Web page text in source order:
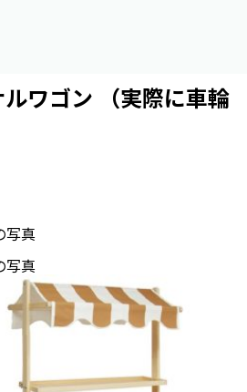
ワゴン （実際に車輪
写真
写真